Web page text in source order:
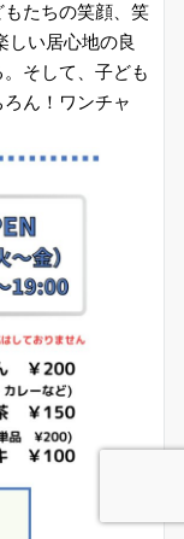
もたちの笑顔、笑
しい居心地の良
そして、子ども
ろん！ワンチャ